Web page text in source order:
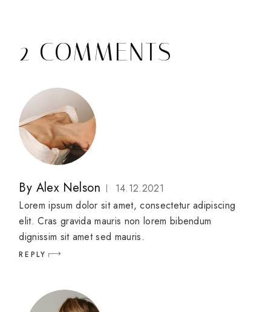
2 COMMENTS
By Alex Nelson
14.12.2021
Lorem ipsum dolor sit amet, consectetur adipiscing
elit. Cras gravida mauris non lorem bibendum
dignissim sit amet sed mauris.
REPLY